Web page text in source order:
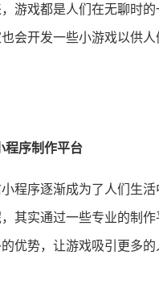
游戏都是人们在无聊时
会开发一些小游戏以供
程序制作平台
程序逐渐成为了人们生活
其实通过一些专业的制
优势，让游戏吸引更多的